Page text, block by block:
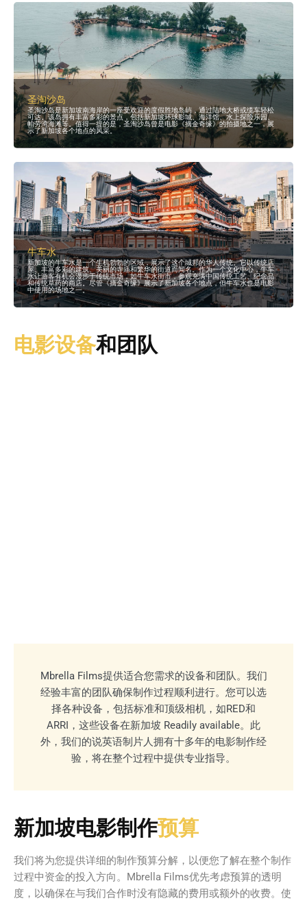
圣淘沙岛
圣淘沙岛是新加坡南海岸的一座受欢迎的度假胜地岛屿，通过陆地大桥或缆车轻松
可达。该岛拥有丰富多彩的景点，包括新加坡环球影城、海洋馆、水上探险乐园、
帕劳湾海滩等。值得一提的是，圣淘沙岛曾是电影《摘金奇缘》的拍摄地之一，展
示了新加坡各个地点的风采。
牛车水
新加坡的牛车水是一个生机勃勃的区域，展示了这个城邦的华人传统。它以传统店
屋、丰富多彩的建筑、美丽的寺庙和繁华的街道而闻名。作为一个文化中心，牛车
水让游客有机会漫步于传统市场，如牛车水街市，参观充满中国传统工艺、纪念品
和传统草药的商店。尽管《摘金奇缘》展示了新加坡各个地点，但牛车水也是电影
中使用的场地之一。
电影设备和团队
Mbrella Films提供适合您需求的设备和团队。我们
经验丰富的团队确保制作过程顺利进行。您可以选
择各种设备，包括标准和顶级相机，如RED和
ARRI，这些设备在新加坡 Readily available。此
外，我们的说英语制片人拥有十多年的电影制作经
验，将在整个过程中提供专业指导。
新加坡电影制作预算
我们将为您提供详细的制作预算分解，以便您了解在整个制作
过程中资金的投入方向。Mbrella Films优先考虑预算的透明
度，以确保在与我们合作时没有隐藏的费用或额外的收费。使